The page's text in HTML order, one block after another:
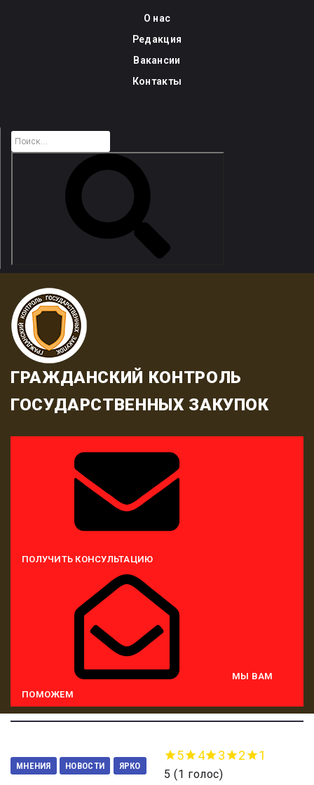
О нас
Редакция
Вакансии
Контакты
ГРАЖДАНСКИЙ КОНТРОЛЬ
ГОСУДАРСТВЕННЫХ ЗАКУПОК
ПОЛУЧИТЬ КОНСУЛЬТАЦИЮ
МЫ ВАМ
ПОМОЖЕМ
МНЕНИЯ НОВОСТИ ЯРКО
5 4 3 2 1
5 (1 голос)